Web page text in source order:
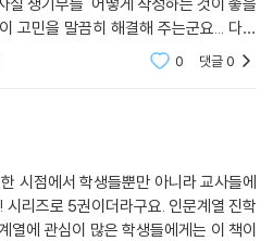
고민을 말끔히 해결해 주는군요... 다양
라서 추천합니다.^^
0 댓글0
시점에서 학생들뿐만 아니라 교사들에
리즈로 5권이더라구요. 인문계열 진학
열에 관심이 많은 학생들에게는 이 책이